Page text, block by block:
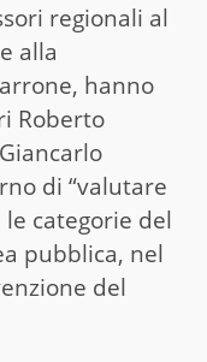
regionali al
alla
hanno
Roberto
di “valutare
categorie del
pubblica, nel
del